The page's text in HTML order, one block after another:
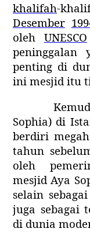
khalifah-
Desember
oleh UNESCO
peninggalan
penting di
ini mesjid itu
Sophia) di
berdiri
tahun
oleh
mesjid Aya
selain
juga sebagai
di dunia